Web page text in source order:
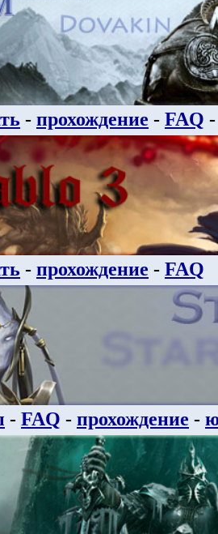
- прохождение - FAQ
- прохождение - FAQ
- FAQ - прохождение -